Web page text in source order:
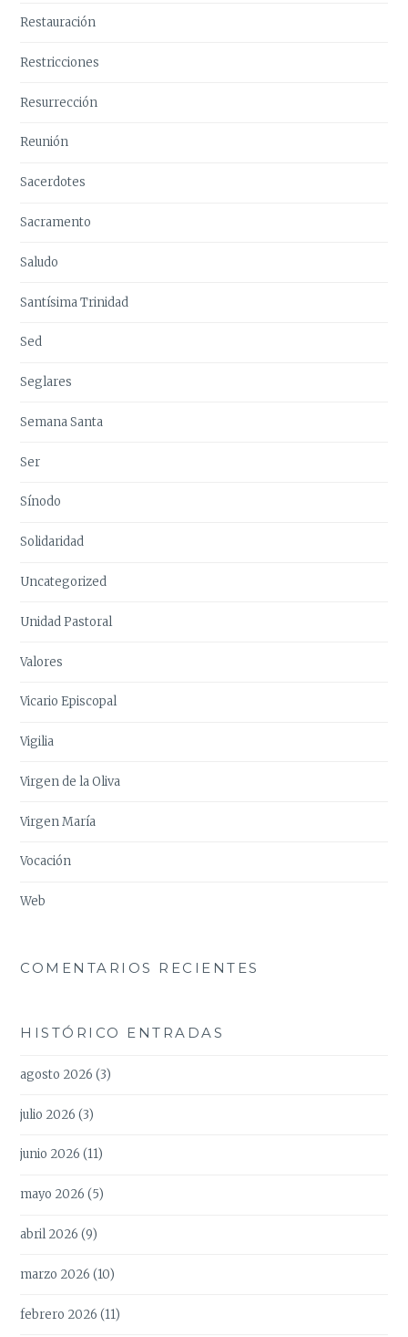
Restauración
Restricciones
Resurrección
Reunión
Sacerdotes
Sacramento
Saludo
Santísima Trinidad
Sed
Seglares
Semana Santa
Ser
Sínodo
Solidaridad
Uncategorized
Unidad Pastoral
Valores
Vicario Episcopal
Vigilia
Virgen de la Oliva
Virgen María
Vocación
Web
COMENTARIOS RECIENTES
HISTÓRICO ENTRADAS
agosto 2026 (3)
julio 2026 (3)
junio 2026 (11)
mayo 2026 (5)
abril 2026 (9)
marzo 2026 (10)
febrero 2026 (11)